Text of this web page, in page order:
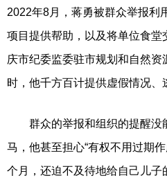
2022年8月，蒋勇被群众举报利
项目提供帮助，以及将单位食
庆市纪委监委驻市规划和自然资
时，他千方百计提供虚假情况、
群众的举报和组织的提醒没
马，他甚至担心“有权不用过期
个月，还迫不及待地给自己儿子